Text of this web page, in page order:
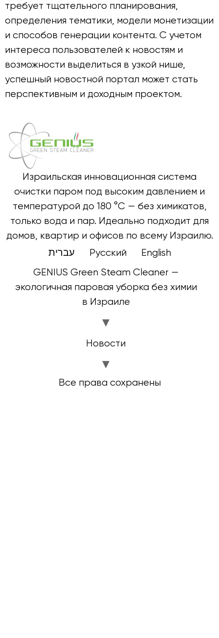
требует тщательного планирования,
определения тематики, модели монетизации
и способов генерации контента. С учетом
интереса пользователей к новостям и
возможности выделиться в узкой нише,
успешный новостной портал может стать
перспективным и доходным проектом.
Израильская инновационная система
очистки паром под высоким давлением и
температурой до 180 °C — без химикатов,
только вода и пар. Идеально подходит для
домов, квартир и офисов по всему Израилю.
עברית
Русский
English
GENIUS Green Steam Cleaner —
экологичная паровая уборка без химии
в Израиле
Новости
Все права сохранены